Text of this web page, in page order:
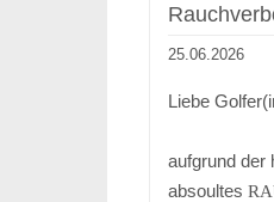
25.06.2026
Liebe
aufgrund der
absoultes